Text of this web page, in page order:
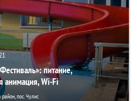
питание,
анимация, Wi-Fi
пос. Чулис